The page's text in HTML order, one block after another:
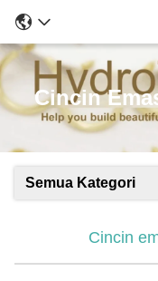
Cincin
Semua Kategori
Cincin